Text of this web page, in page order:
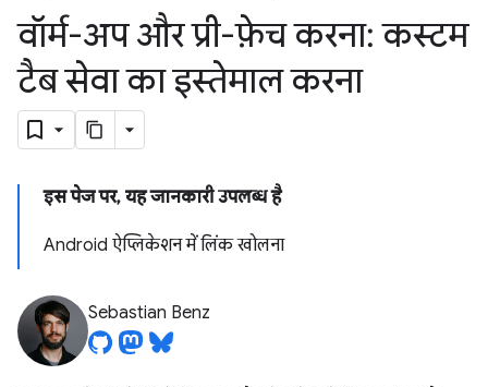
वॉर्म-अप और प्री-फ़ेच करना: कस्टम
टैब सेवा का इस्तेमाल करना
इस पेज पर, यह जानकारी उपलब्ध है
Android ऐप्लिकेशन में लिंक खोलना
Sebastian Benz